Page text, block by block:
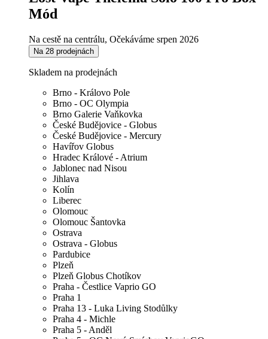
Mód
Na cestě na centrálu, Očekáváme srpen 2026
Na 28 prodejnách
Skladem na prodejnách
Brno - Královo Pole
Brno - OC Olympia
Brno Galerie Vaňkovka
České Budějovice - Globus
České Budějovice - Mercury
Havířov Globus
Hradec Králové - Atrium
Jablonec nad Nisou
Jihlava
Kolín
Liberec
Olomouc
Olomouc Šantovka
Ostrava
Ostrava - Globus
Pardubice
Plzeň
Plzeň Globus Chotíkov
Praha - Čestlice Vaprio GO
Praha 1
Praha 13 - Luka Living Stodůlky
Praha 4 - Michle
Praha 5 - Anděl